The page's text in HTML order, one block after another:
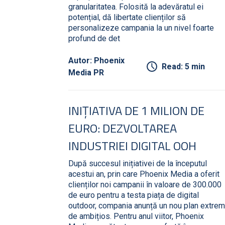
granularitatea. Folosită la adevăratul ei
potențial, dă libertate clienților să
personalizeze campania la un nivel foarte
profund de det
Autor: Phoenix
Media PR
Read: 5 min
INIȚIATIVA DE 1 MILION DE
EURO: DEZVOLTAREA
INDUSTRIEI DIGITAL OOH
După succesul inițiativei de la începutul
acestui an, prin care Phoenix Media a oferit
clienților noi campanii în valoare de 300.000
de euro pentru a testa piața de digital
outdoor, compania anunță un nou plan extrem
de ambițios. Pentru anul viitor, Phoenix